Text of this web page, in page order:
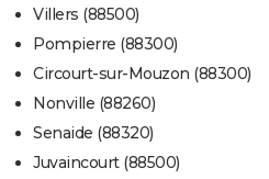
Villers (88500)
Pompierre (88300)
Circourt-sur-Mouzon (88300)
Nonville (88260)
Senaide (88320)
Juvaincourt (88500)